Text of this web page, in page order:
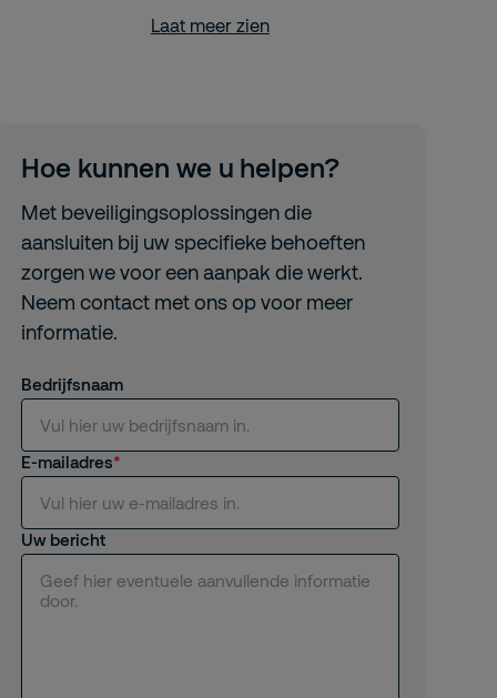
Laat meer zien
Hoe kunnen we u helpen?
Met beveiligingsoplossingen die
aansluiten bij uw specifieke behoeften
zorgen we voor een aanpak die werkt.
Neem contact met ons op voor meer
informatie.
Bedrijfsnaam
E-mailadres
Uw bericht